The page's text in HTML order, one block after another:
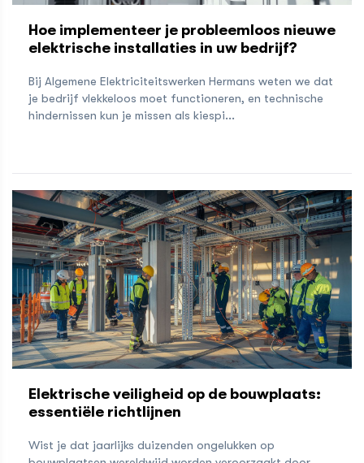
Hoe implementeer je probleemloos nieuwe
elektrische installaties in uw bedrijf?
Bij Algemene Elektriciteitswerken Hermans weten we dat
je bedrijf vlekkeloos moet functioneren, en technische
hindernissen kun je missen als kiespi...
Elektrische veiligheid op de bouwplaats:
essentiële richtlijnen
Wist je dat jaarlijks duizenden ongelukken op